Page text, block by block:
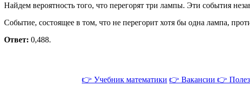
Найдем вероятность того, что перегорят три лампы. Эти события
Событие, состоящее в том, что не перегорит хотя бы одна лампа,
Ответ: 0,488.
👉 Учебник математики 👉 Вакансии 👉